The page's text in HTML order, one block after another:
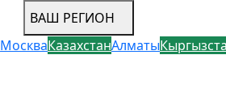
ВАШ РЕГИОН
МоскваКазахстанАлматы